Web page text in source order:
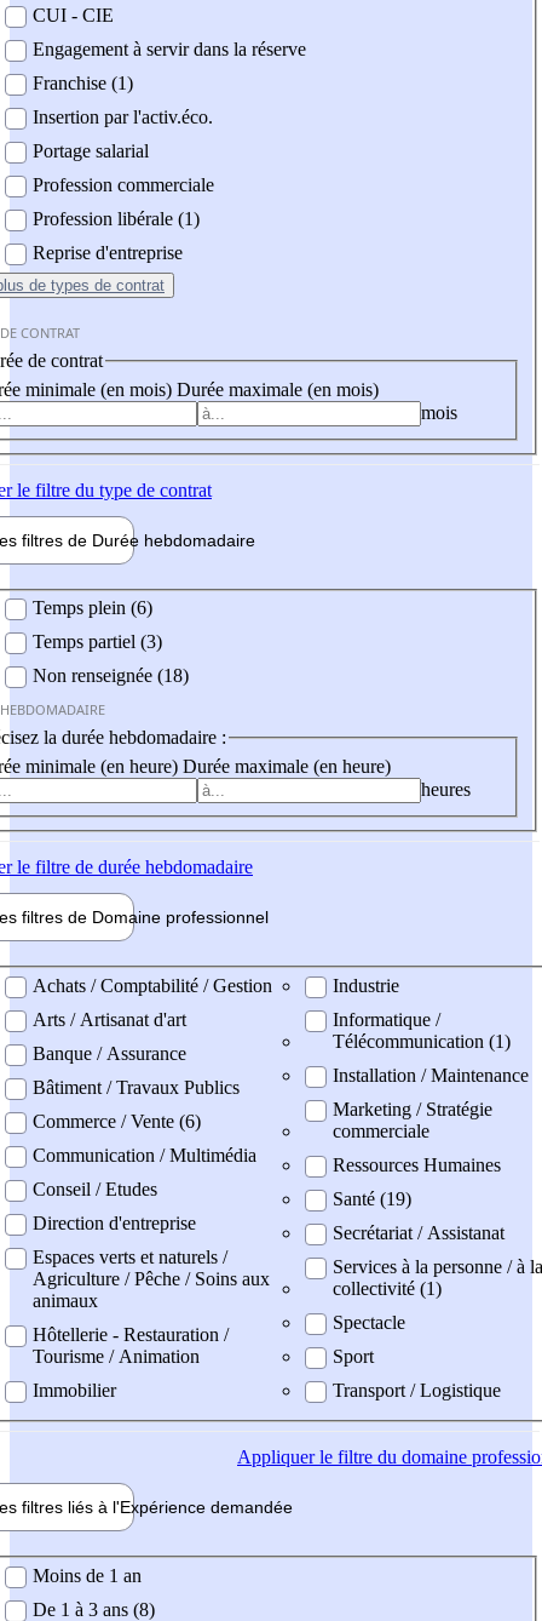
CUI - CIE
Engagement à servir dans la réserve
Franchise (1)
Insertion par l'activ.éco.
Portage salarial
Profession commerciale
Profession libérale (1)
Reprise d'entreprise
de types de contrat
CONTRAT
de contrat
minimale (en mois) Durée maximale (en mois)
mois
le filtre du type de contrat
filtres de Durée hebdomadaire
Temps plein (6)
Temps partiel (3)
Non renseignée (18)
la durée hebdomadaire :
minimale (en heure) Durée maximale (en heure)
heures
le filtre de durée hebdomadaire
filtres de Domaine professionnel
professionel
Achats / Comptabilité / Gestion
Arts / Artisanat d'art
Banque / Assurance
Bâtiment / Travaux Publics
Commerce / Vente (6)
Communication / Multimédia
Conseil / Etudes
Direction d'entreprise
Espaces verts et naturels /
Agriculture / Pêche / Soins aux
animaux
Hôtellerie - Restauration /
Tourisme / Animation
Immobilier
Industrie
Informatique /
Télécommunication (1)
Installation / Maintenance
Marketing / Stratégie
commerciale
Ressources Humaines
Santé (19)
Secrétariat / Assistanat
Services à la personne / à la
collectivité (1)
Spectacle
Sport
Transport / Logistique
Appliquerle filtre du domaine
filtres liés à l'Expérience demandée
demandée
Moins de 1 an
De 1 à 3 ans (8)